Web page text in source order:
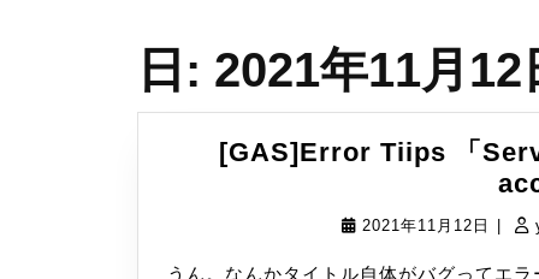
日: 2021年11月12
[GAS]Error Tiips 「
2021年11月12日
2021
うん。なんかタイトル自体がバグってエ